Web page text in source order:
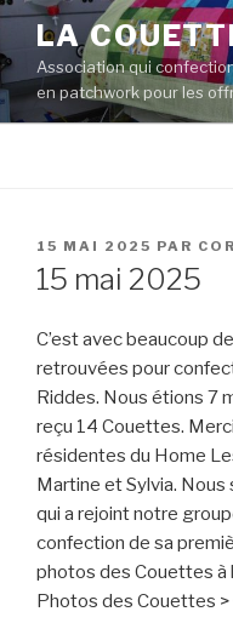
Aller
contenu
principal
LA
Association qui
en patchwork pour les
PUBLIÉ
LE
15 MAI 2025 PAR
15 mai 2025
C’est avec beaucoup
retrouvées pour
Riddes. Nous étions 7
reçu 14 Couettes.
résidentes du Home
Martine et Sylvia. Nous
qui a rejoint notre
confection de sa
photos des Couettes à
Photos des Couettes